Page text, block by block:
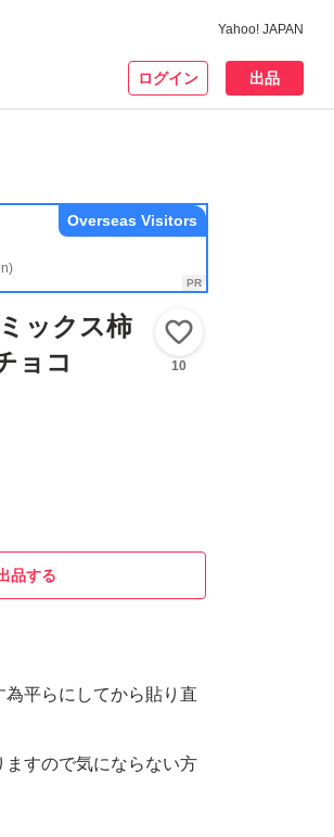
Yahoo! JAPAN
ログイン 出品
Overseas Visitors
ックス柿
ョコ
10
品する
平らにしてから貼り直
すので気にならない方